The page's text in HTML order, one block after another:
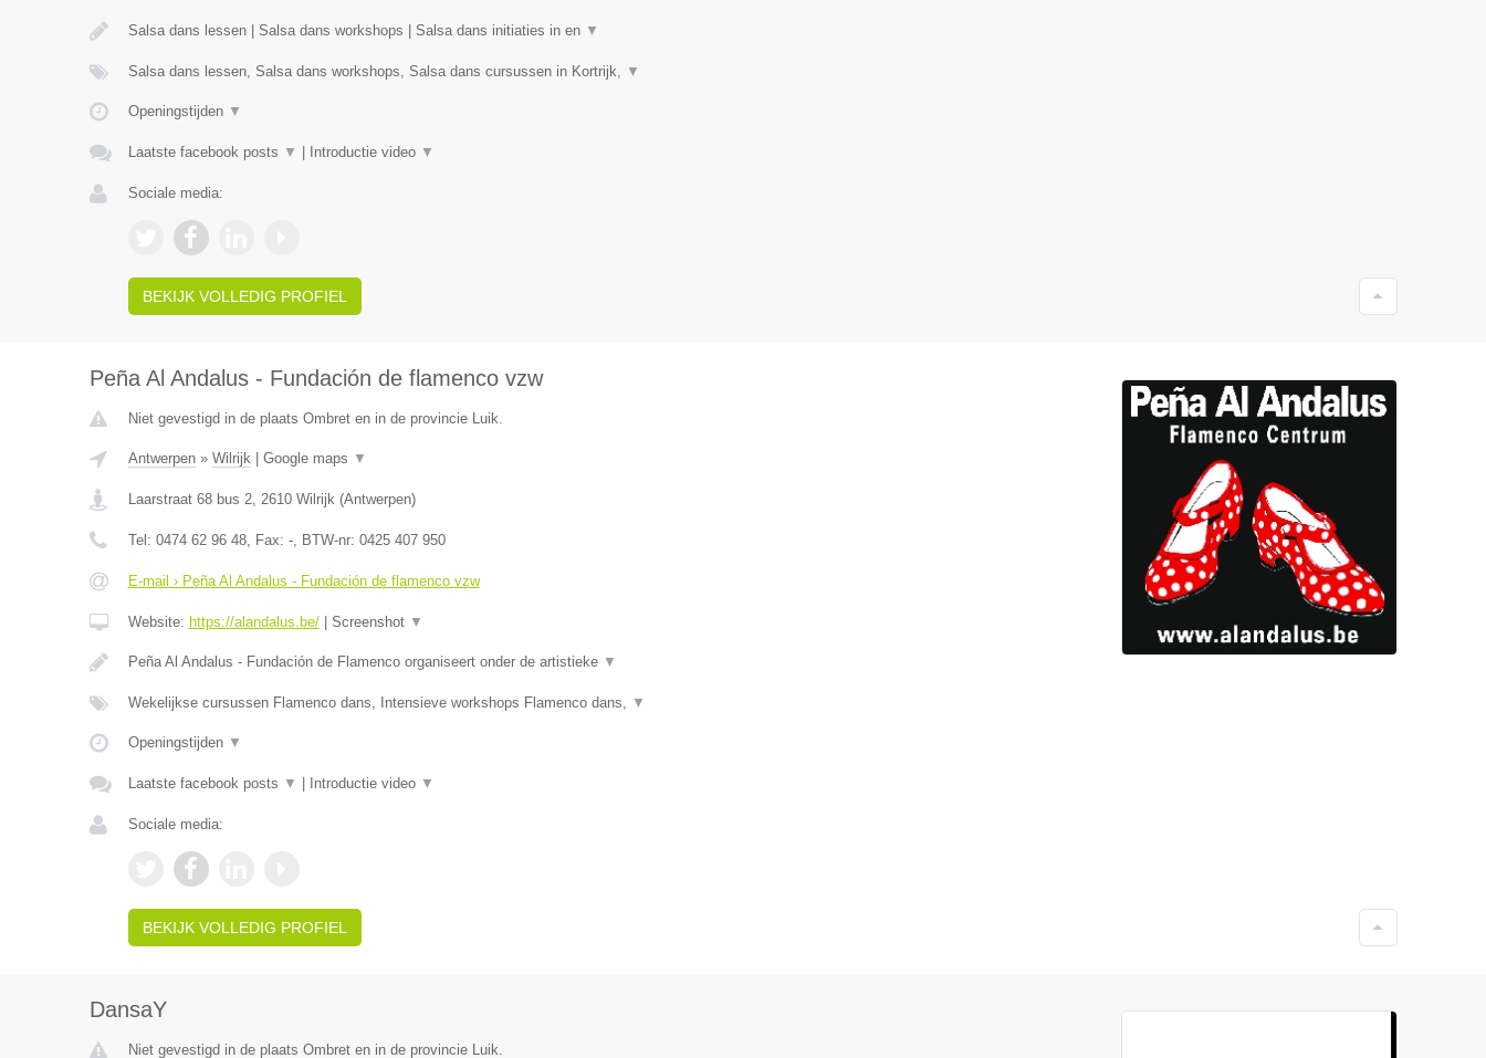
Salsa dans lessen | Salsa dans workshops | Salsa dans initiaties in en ▼
Salsa dans lessen, Salsa dans workshops, Salsa dans cursussen in Kortrijk, ▼
Openingstijden ▼
Laatste facebook posts ▼ Introductie video ▼
Sociale media:
BEKIJK VOLLEDIG PROFIEL
Peña Al Andalus - Fundación de flamenco vzw
Niet gevestigd in de plaats Ombret en in de provincie Luik.
Antwerpen» Wilrijk| Google maps ▼
Laarstraat 68 bus 2, 2610 Wilrijk(Antwerpen)
Tel: 0474 62 96 48, Fax: -, BTW-nr: 0425 407 950
E-mail › Peña Al Andalus - Fundación de flamenco vzw
Website: https://alandalus.be/| Screenshot ▼
Peña Al Andalus - Fundación de Flamenco organiseert onder de artistieke ▼
Wekelijkse cursussen Flamenco dans, Intensieve workshops Flamenco dans, ▼
Openingstijden ▼
Laatste facebook posts ▼ Introductie video ▼
Sociale media:
BEKIJK VOLLEDIG PROFIEL
DansaY
Niet gevestigd in de plaats Ombret en in de provincie Luik.